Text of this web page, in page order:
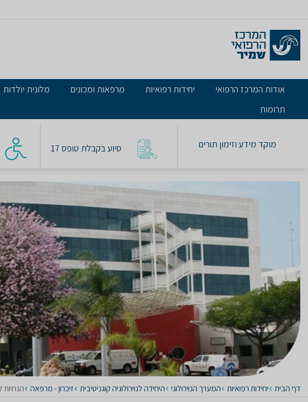
אודות המרכז הרפואי יחידות רפואיות מרפאות ומכונים מלונית יולדות
תרומות
מוקד מידע וזימון תורים סיוע בקבלת טופס 17
דף הבית יחידות רפואיות המערך הנוירולוגי היחידה לנוירולוגיה קוגניטיבית זיכרון - מרפאה הנחיות